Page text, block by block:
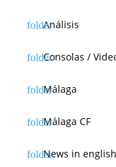
d
a
s
Análisis
Consolas /
Málaga
Málaga CF
News in english